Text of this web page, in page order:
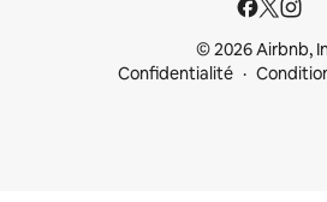
© 2026 Airbnb,
Confidentialité